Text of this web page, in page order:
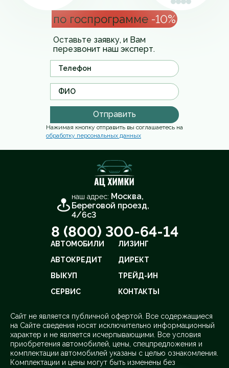
по госпрограмме -10%
Оставьте заявку, и Вам
перезвонит наш эксперт.
Отправить
Нажимая кнопку отправить вы соглашаетесь на
обработку персональных данных
наш адрес: Москва,
Береговой проезд,
4/6с3
8 (800) 300-64-14
АВТОМОБИЛИ
ЛИЗИНГ
АВТОКРЕДИТ
ДИРЕКТ
ВЫКУП
ТРЕЙД-ИН
СЕРВИС
КОНТАКТЫ
Cайт не является публичной офертой. Все содержащиеся
на Сайте сведения носят исключительно информационный
характер и не является исчерпывающими. Все условия
приобретения автомобилей, цены, спецпредложения и
комплектации автомобилей указаны с целью ознакомления.
Комплектации и цены могут быть изменены без